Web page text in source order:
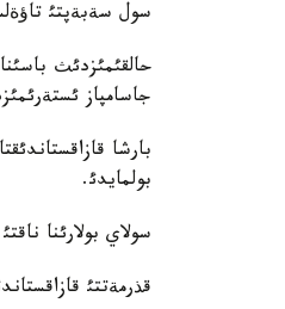
سول سةبةپتئ
حالقئمئزدئث
جاسامپاز
بارشا
بولمايدئ.
سولاي بولارئنا
قذرمةتتئ